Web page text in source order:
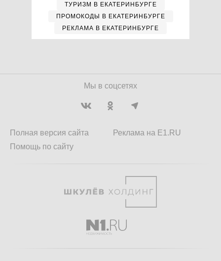
ТУРИЗМ В ЕКАТЕРИНБУРГЕ
ПРОМОКОДЫ В ЕКАТЕРИНБУРГЕ
РЕКЛАМА В ЕКАТЕРИНБУРГЕ
Мы в соцсетях
Полная версия сайта
Помощь по сайту
Реклама на E1.RU